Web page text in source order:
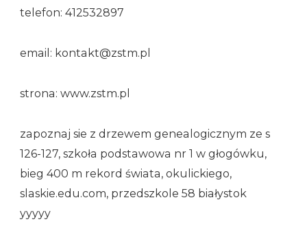
telefon: 412532897
email: kontakt@zstm.pl
strona: www.zstm.pl
zapoznaj sie z drzewem genealogicznym ze s
126-127, szkoła podstawowa nr 1 w głogówku,
bieg 400 m rekord świata, okulickiego,
slaskie.edu.com, przedszkole 58 białystok
yyyyy